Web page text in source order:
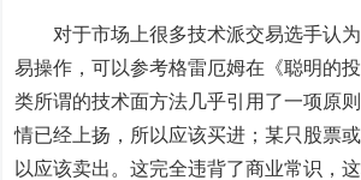
对于市场上很多技术派交易选手认为
易操作，可以参考格雷厄姆在《聪明的
类所谓的技术面方法几乎引用了一项原
情已经上扬，所以应该买进；某只股票
以应该卖出。这完全违背了商业常识，